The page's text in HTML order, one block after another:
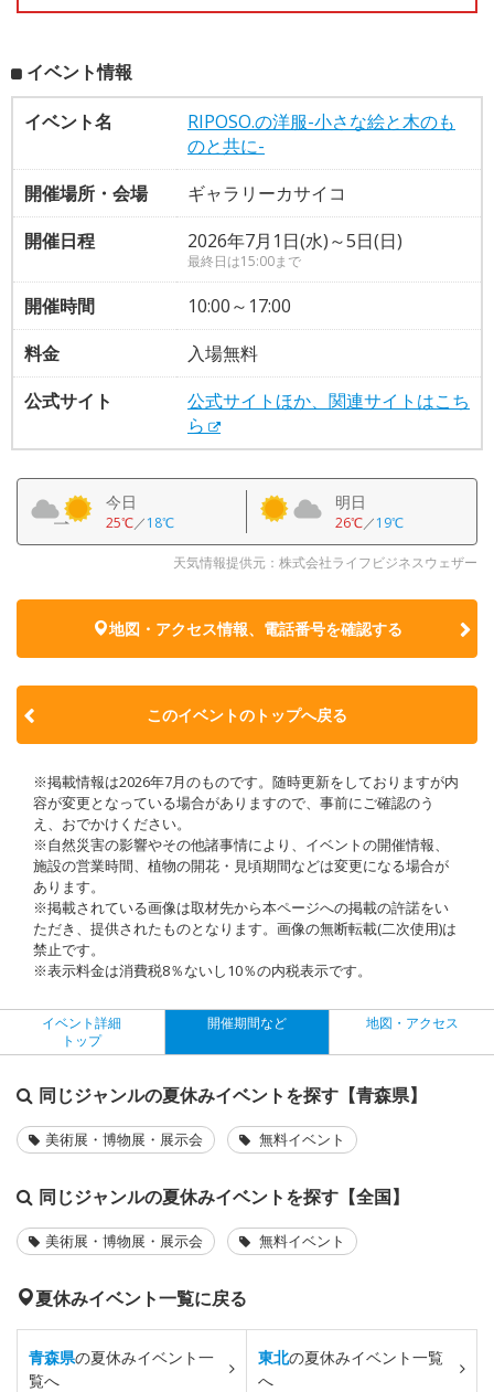
イベント情報
イベント名
RIPOSO.の洋服-小さな絵と木のも
のと共に-
開催場所・会場
ギャラリーカサイコ
開催日程
2026年7月1日(水)～5日(日)
最終日は15:00まで
開催時間
10:00～17:00
料金
入場無料
公式サイト
公式サイトほか、関連サイトはこち
ら
今日
25℃／18℃
明日
26℃／19℃
天気情報提供元：株式会社ライフビジネスウェザー
地図・アクセス情報、電話番号を確認する
このイベントのトップへ戻る
※掲載情報は2026年7月のものです。随時更新をしておりますが内
容が変更となっている場合がありますので、事前にご確認のう
え、おでかけください。
※自然災害の影響やその他諸事情により、イベントの開催情報、
施設の営業時間、植物の開花・見頃期間などは変更になる場合が
あります。
※掲載されている画像は取材先から本ページへの掲載の許諾をい
ただき、提供されたものとなります。画像の無断転載(二次使用)は
禁止です。
※表示料金は消費税8％ないし10％の内税表示です。
イベント詳細
トップ
開催期間など 地図・アクセス
同じジャンルの夏休みイベントを探す【青森県】
美術展・博物展・展示会 無料イベント
同じジャンルの夏休みイベントを探す【全国】
美術展・博物展・展示会 無料イベント
夏休みイベント一覧に戻る
青森県の夏休みイベント一
覧へ
東北の夏休みイベント一覧
へ